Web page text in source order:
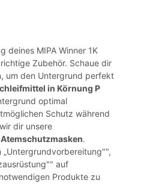
deines MIPA Winner 1K
Zubehör. Schaue dir
um den Untergrund perfekt
in Körnung P
optimal
Schutz während
dir unsere
.
„Untergrundvorbereitung"",
auf
Produkte zu